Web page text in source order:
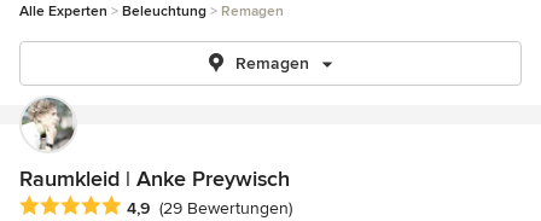
Alle Experten Beleuchtung Remagen
Remagen
Raumkleid | Anke Preywisch
Durchschnittliche Bewertung: 4.9 von 5 Sternen
4,9 (29 Bewertungen)